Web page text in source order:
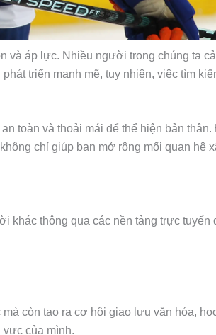
và áp lực. Nhiều người trong chúng ta
triển mạnh mẽ, tuy nhiên, việc tìm
toàn và thoải mái để thể hiện bản
chỉ giúp bạn mở rộng mối quan hệ
thông qua các nền tảng trực tuyến
còn tạo ra cơ hội giao lưu văn hóa,
vực của mình.